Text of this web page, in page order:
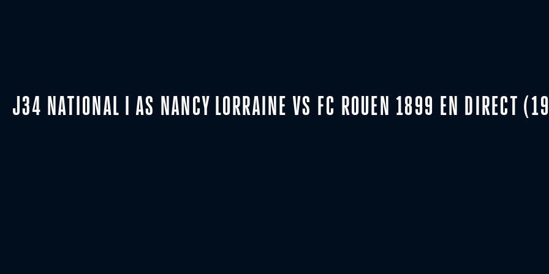
J34 NATIONAL I AS NANCY LORRAINE VS FC ROUEN 1899 EN DIRECT